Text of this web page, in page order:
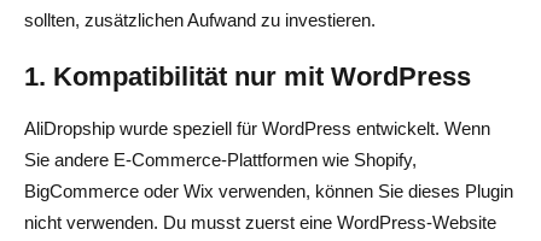
sollten, zusätzlichen Aufwand zu investieren.
1. Kompatibilität nur mit WordPress
AliDropship wurde speziell für WordPress entwickelt. Wenn
Sie andere E-Commerce-Plattformen wie Shopify,
BigCommerce oder Wix verwenden, können Sie dieses Plugin
nicht verwenden. Du musst zuerst eine WordPress-Website